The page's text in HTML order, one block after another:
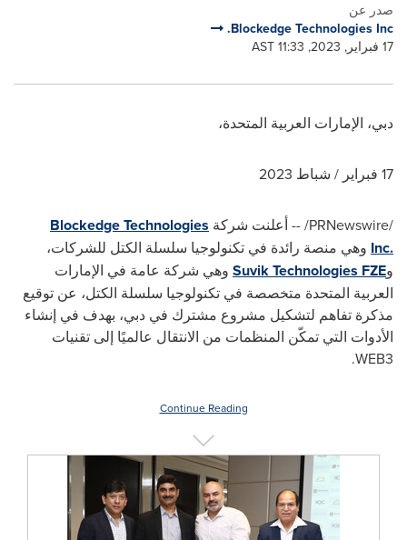
صدر عن
Blockedge Technologies Inc.
17 فبراير, 2023, 11:33 AST
دبي، الإمارات العربية المتحدة،
17 فبراير / شباط 2023
/PRNewswire/ -- أعلنت شركة Blockedge Technologies
Inc. وهي منصة رائدة في تكنولوجيا سلسلة الكتل للشركات،
وSuvik Technologies FZE وهي شركة عامة في الإمارات
العربية المتحدة متخصصة في تكنولوجيا سلسلة الكتل، عن توقيع
مذكرة تفاهم لتشكيل مشروع مشترك في دبي، بهدف في إنشاء
الأدوات التي تمكّن المنظمات من الانتقال عالميًا إلى تقنيات
WEB3
.
Continue Reading